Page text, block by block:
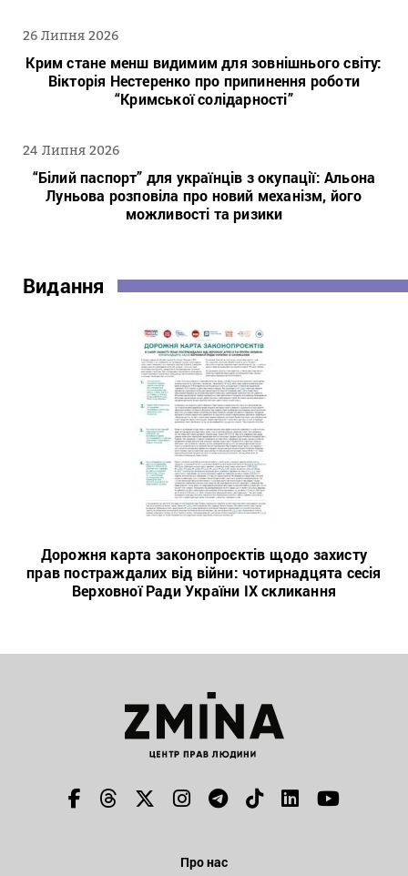
26 Липня 2026
Крим стане менш видимим для зовнішнього світу:
Вікторія Нестеренко про припинення роботи
“Кримської солідарності”
24 Липня 2026
“Білий паспорт” для українців з окупації: Альона
Луньова розповіла про новий механізм, його
можливості та ризики
Видання
Дорожня карта законопроєктів щодо захисту
прав постраждалих від війни: чотирнадцята сесія
Верховної Ради України IX скликання
Про нас